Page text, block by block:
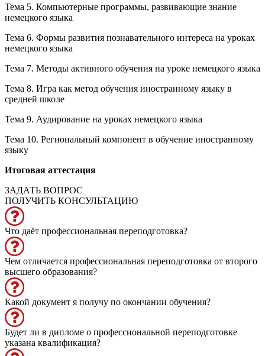
Тема 5. Компьютерные программы, развивающие знание
немецкого языка
Тема 6. Формы развития познавательного интереса на уроках
немецкого языка
Тема 7. Методы активного обучения на уроке немецкого языка
Тема 8. Игра как метод обучения иностранному языку в
средней школе
Тема 9. Аудирование на уроках немецкого языка
Тема 10. Региональный компонент в обучение иностранному
языку
Итоговая аттестация
ЗАДАТЬ ВОПРОС
ПОЛУЧИТЬ КОНСУЛЬТАЦИЮ
Что даёт профессиональная переподготовка?
Чем отличается профессиональная переподготовка от второго
высшего образования?
Какой документ я получу по окончании обучения?
Будет ли в дипломе о профессиональной переподготовке
указана квалификация?